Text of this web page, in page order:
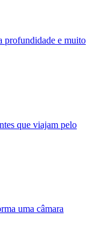
profundidade e muito
que viajam pelo
uma câmara